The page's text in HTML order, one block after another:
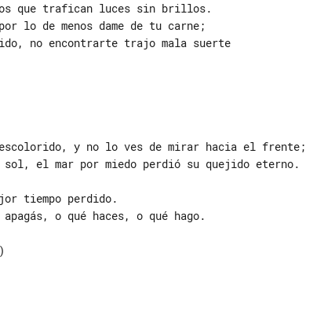
que trafican luces sin brillos.
lo de menos dame de tu carne;
no encontrarte trajo mala suerte
y no lo ves de mirar hacia el frente;
sol, el mar por miedo perdió su quejido eterno.
tiempo perdido.
apagás, o qué haces, o qué hago.